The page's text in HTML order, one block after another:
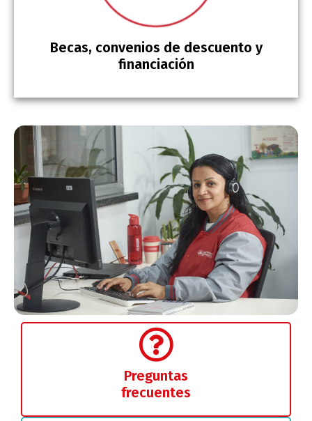
Becas, convenios de descuento y
financiación
Preguntas
frecuentes